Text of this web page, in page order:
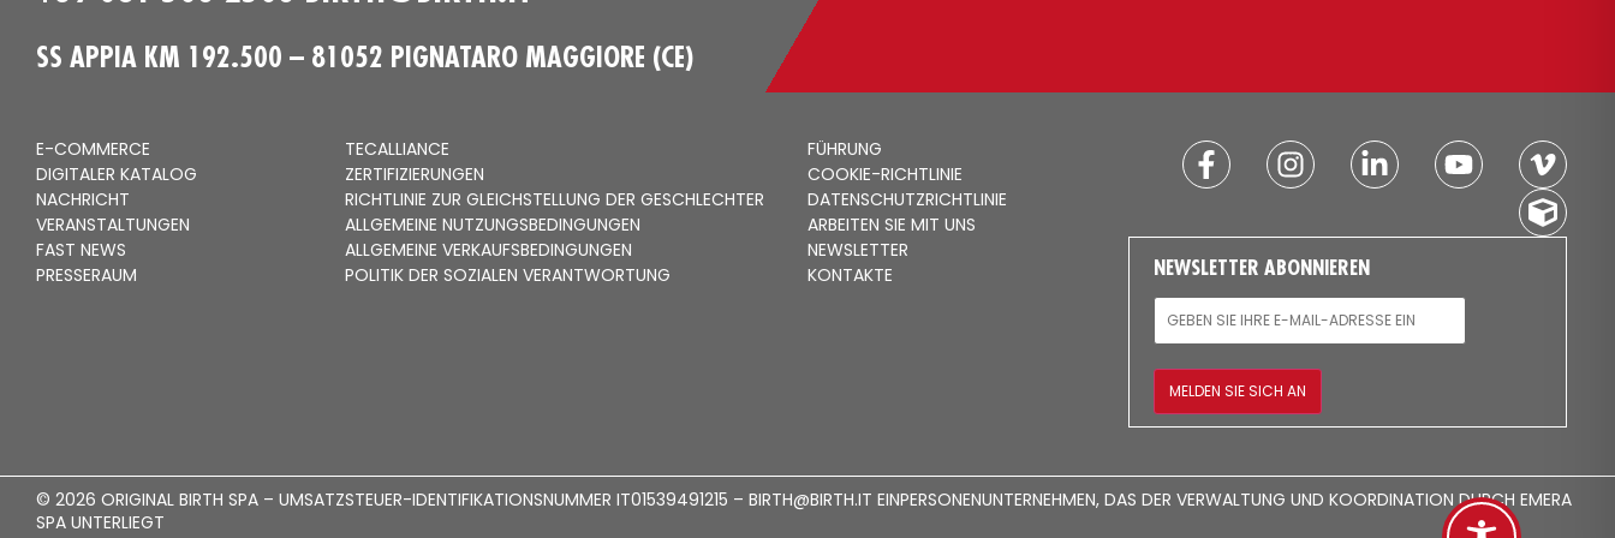
SS APPIA KM 192.500 – 81052 PIGNATARO MAGGIORE (CE)
E-COMMERCE
DIGITALER KATALOG
NACHRICHT
VERANSTALTUNGEN
FAST NEWS
PRESSERAUM
TECALLIANCE
ZERTIFIZIERUNGEN
RICHTLINIE ZUR GLEICHSTELLUNG DER GESCHLECHTER
ALLGEMEINE NUTZUNGSBEDINGUNGEN
ALLGEMEINE VERKAUFSBEDINGUNGEN
POLITIK DER SOZIALEN VERANTWORTUNG
FÜHRUNG
COOKIE-RICHTLINIE
DATENSCHUTZRICHTLINIE
ARBEITEN SIE MIT UNS
NEWSLETTER
KONTAKTE
NEWSLETTER ABONNIEREN
E-MAIL
MELDEN SIE SICH AN
© 2026 ORIGINAL BIRTH SPA – UMSATZSTEUER-IDENTIFIKATIONSNUMMER IT01539491215 – BIRTH@BIRTH.IT EINPERSONENUNTERNEHMEN, DAS DER VERWALTUNG UND KOORDINATION DURCH EMERA
SPA UNTERLIEGT